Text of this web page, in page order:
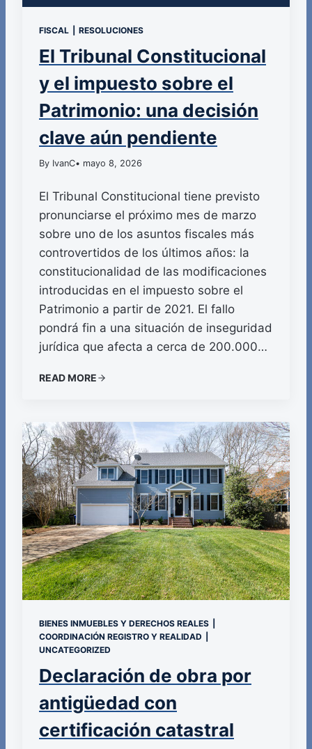
FISCAL RESOLUCIONES
El Tribunal Constitucional
y el impuesto sobre el
Patrimonio: una decisión
clave aún pendiente
By IvanC• mayo 8, 2026
El Tribunal Constitucional tiene previsto
pronunciarse el próximo mes de marzo
sobre uno de los asuntos fiscales más
controvertidos de los últimos años: la
constitucionalidad de las modificaciones
introducidas en el impuesto sobre el
Patrimonio a partir de 2021. El fallo
pondrá fin a una situación de inseguridad
jurídica que afecta a cerca de 200.000…
READ MORE
BIENES INMUEBLES Y DERECHOS REALES
COORDINACIÓN REGISTRO Y REALIDAD
UNCATEGORIZED
Declaración de obra por
antigüedad con
certificación catastral